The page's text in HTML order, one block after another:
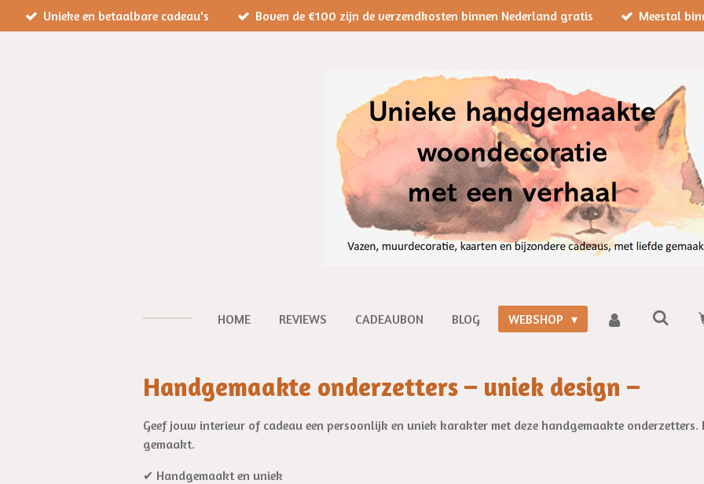
direct
Unieke en betaalbare cadeau's Boven de €100 zijn de verzendkosten binnen Nederland gratis Meestal
HOME REVIEWS CADEAUBON BLOG WEBSHOP
Handgemaakte onderzetters – uniek design –
Geef jouw interieur of cadeau een persoonlijk en uniek karakter met deze handgemaakte
gemaakt.
✔ Handgemaakt en uniek